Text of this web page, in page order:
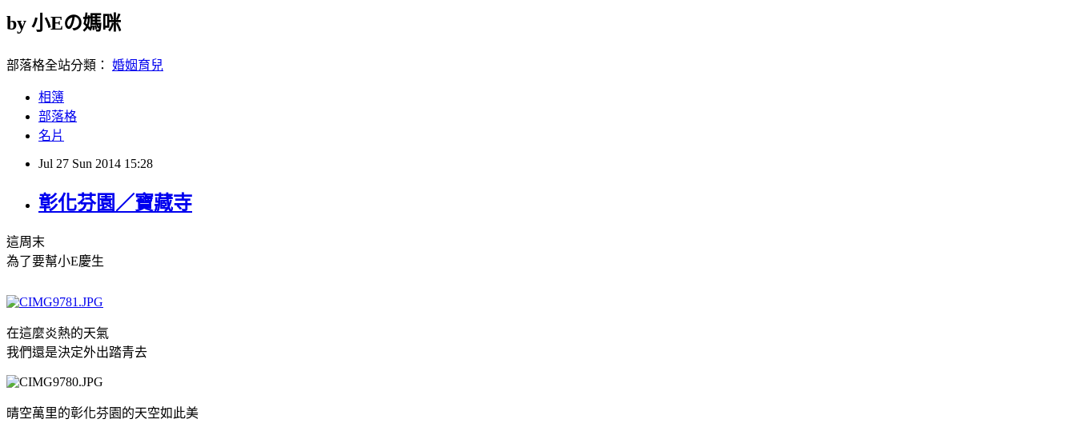
by 小Eの媽咪
部落格全站分類： 婚姻育兒
相簿
部落格
名片
Jul 27 Sun 2014 15:28
彰化芬園／寶藏寺
這周末
為了要幫小E慶生
在這麼炎熱的天氣
我們還是決定外出踏青去
晴空萬里的彰化芬園的天空如此美